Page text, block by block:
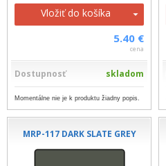
Vložiť do košíka
5.40 €
cena
Dostupnosť skladom
Momentálne nie je k produktu žiadny popis.
MRP-117 DARK SLATE GREY